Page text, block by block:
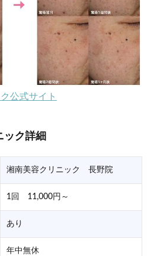
公式サイト
ク詳細
湘南美容クリニック 長野院
1回 11,000円～
あり
年中無休